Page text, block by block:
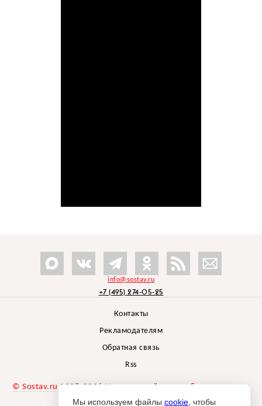
info@sostav.ru
+7 (495) 274-05-25
Контакты
Рекламодателям
Обратная связь
Rss
© Sostav.ru 1998-2026 Независимый проектбрендингового
агентства Depot
Мы используем файлы cookie , чтобы